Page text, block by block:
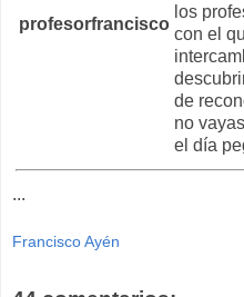
profesorfrancisco
los
con el
de
no
el día
...
Francisco Ayén